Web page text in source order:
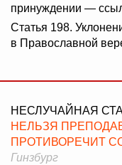
принуждении —
Статья 198.
в Православной
НЕСЛУЧАЙНАЯ
НЕЛЬЗЯ
ПРОТИВОРЕЧИТ
Гинзбург